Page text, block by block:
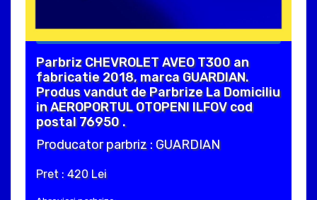
Parbriz CHEVROLET AVEO T300 an
fabricatie 2018, marca GUARDIAN.
Produs vandut de Parbrize La Domiciliu
in AEROPORTUL OTOPENI ILFOV cod
postal 76950 .
Producator parbriz : GUARDIAN
Pret : 420 Lei